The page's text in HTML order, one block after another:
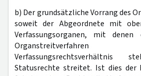
b) Der grundsätzliche Vorrang des
soweit der Abgeordnete mit
Verfassungsorganen, mit
Organstreitverfahren
Statusrechte streitet. Ist dies